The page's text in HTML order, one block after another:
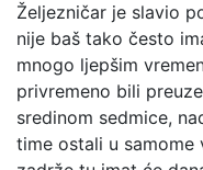
Željezničar je slavio
nije baš tako često
mnogo ljepšim
privremeno bili
sredinom sedmice,
time ostali u samome